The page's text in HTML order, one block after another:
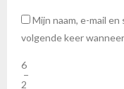
Mijn naam, e-mail
volgende keer
6
−
2